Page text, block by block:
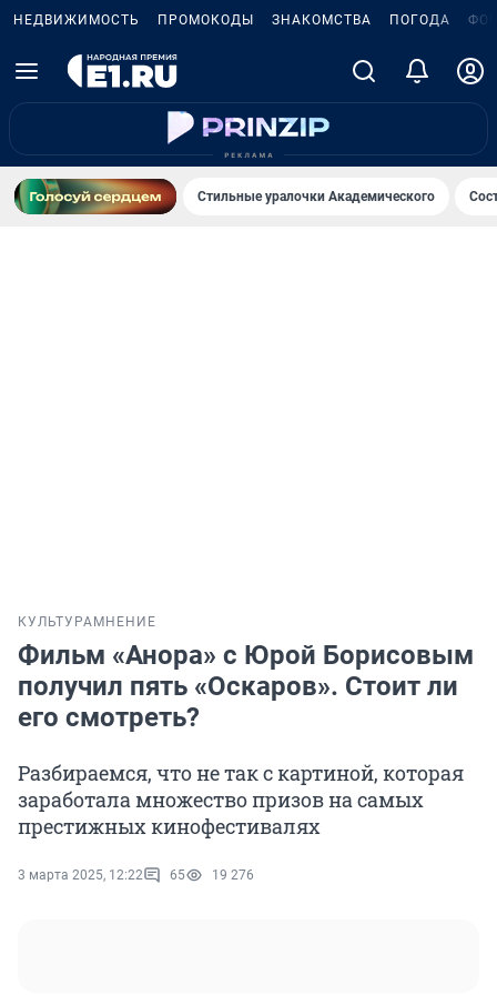
НЕДВИЖИМОСТЬ ПРОМОКОДЫ ЗНАКОМСТВА ПОГОДА
Стильные уралочки Академического
КУЛЬТУРА МНЕНИЕ
Фильм «Анора» с Юрой Борисовым
получил пять «Оскаров». Стоит ли
его смотреть?
Разбираемся, что не так с картиной, которая
заработала множество призов на самых
престижных кинофестивалях
3 марта 2025, 12:22 65 19 276